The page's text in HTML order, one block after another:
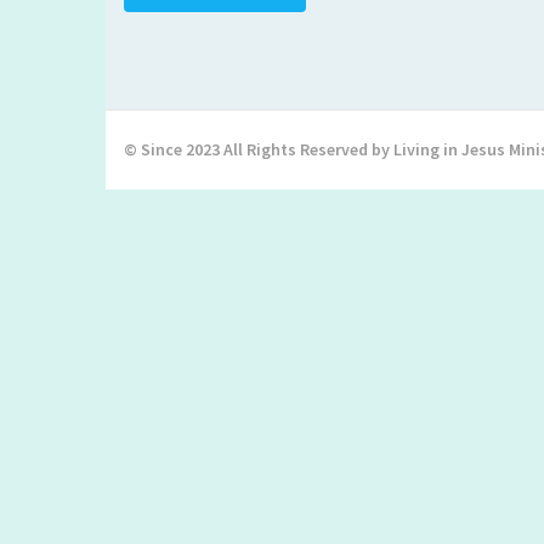
© Since 2023 All Rights Reserved by Living in Jesus